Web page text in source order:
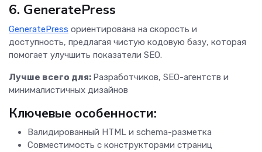
6. GeneratePress
GeneratePress ориентирована на скорость и
доступность, предлагая чистую кодовую базу, которая
помогает улучшить показатели SEO.
Лучше всего для: Разработчиков, SEO-агентств и
минималистичных дизайнов
Ключевые особенности:
Валидированный HTML и schema-разметка
Совместимость с конструкторами страниц